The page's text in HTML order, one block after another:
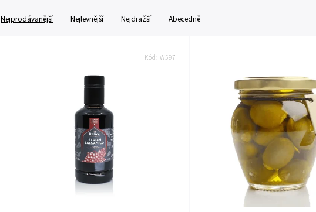
Nejprodávanější Nejlevnější Nejdražší Abecedně
Kód:W597